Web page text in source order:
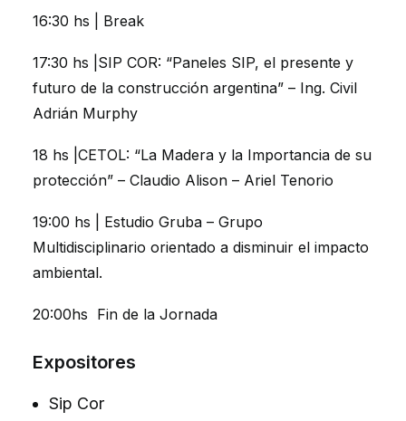
16:30 hs | Break
17:30 hs |SIP COR: “Paneles SIP, el presente y
futuro de la construcción argentina” – Ing. Civil
Adrián Murphy
18 hs |CETOL: “La Madera y la Importancia de su
protección” – Claudio Alison – Ariel Tenorio
19:00 hs | Estudio Gruba – Grupo
Multidisciplinario orientado a disminuir el impacto
ambiental.
20:00hs Fin de la Jornada
Expositores
Sip Cor